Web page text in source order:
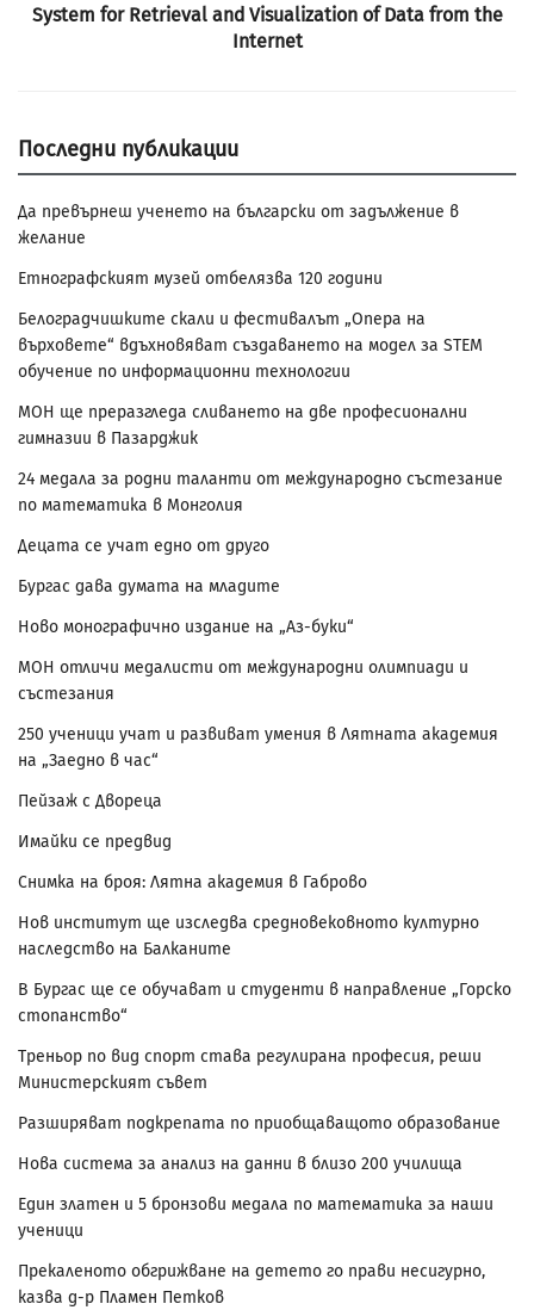
System for Retrieval and Visualization of Data from the
Internet
Последни публикации
Да превърнеш ученето на български от задължение в
желание
Етнографският музей отбелязва 120 години
Белоградчишките скали и фестивалът „Опера на
върховете“ вдъхновяват създаването на модел за STEM
обучение по информационни технологии
МОН ще преразгледа сливането на две професионални
гимназии в Пазарджик
24 медала за родни таланти от международно състезание
по математика в Монголия
Децата се учат едно от друго
Бургас дава думата на младите
Ново монографично издание на „Аз-буки“
МОН отличи медалисти от международни олимпиади и
състезания
250 ученици учат и развиват умения в Лятната академия
на „Заедно в час“
Пейзаж с Двореца
Имайки се предвид
Снимка на броя: Лятна академия в Габрово
Нов институт ще изследва средновековното културно
наследство на Балканите
В Бургас ще се обучават и студенти в направление „Горско
стопанство“
Треньор по вид спорт става регулирана професия, реши
Министерският съвет
Разширяват подкрепата по приобщаващото образование
Нова система за анализ на данни в близо 200 училища
Един златен и 5 бронзови медала по математика за наши
ученици
Прекаленото обгрижване на детето го прави несигурно,
казва д-р Пламен Петков